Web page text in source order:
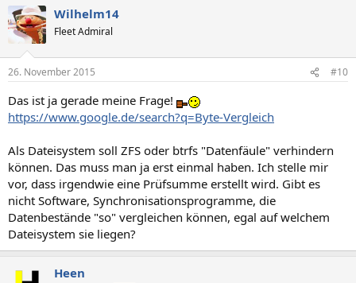
Wilhelm14
Fleet Admiral
26. November 2015 #10
Das ist ja gerade meine Frage!
https://www.google.de/search?q=Byte-Vergleich
Als Dateisystem soll ZFS oder btrfs "Datenfäule" verhindern
können. Das muss man ja erst einmal haben. Ich stelle mir
vor, dass irgendwie eine Prüfsumme erstellt wird. Gibt es
nicht Software, Synchronisationsprogramme, die
Datenbestände "so" vergleichen können, egal auf welchem
Dateisystem sie liegen?
Heen